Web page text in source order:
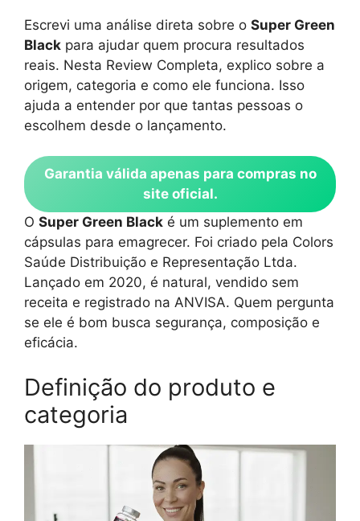
Escrevi uma análise direta sobre o Super Green
Black para ajudar quem procura resultados
reais. Nesta Review Completa, explico sobre a
origem, categoria e como ele funciona. Isso
ajuda a entender por que tantas pessoas o
escolhem desde o lançamento.
Garantia válida apenas para compras no
site oficial.
O Super Green Black é um suplemento em
cápsulas para emagrecer. Foi criado pela Colors
Saúde Distribuição e Representação Ltda.
Lançado em 2020, é natural, vendido sem
receita e registrado na ANVISA. Quem pergunta
se ele é bom busca segurança, composição e
eficácia.
Definição do produto e
categoria